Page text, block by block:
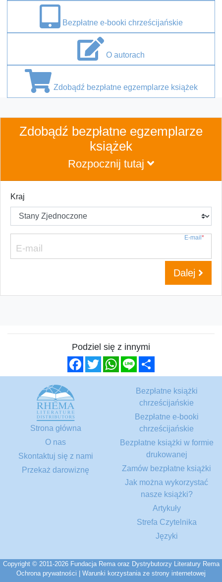
Bezpłatne e-booki chrześcijańskie
O autorach
Zdobądź bezpłatne egzemplarze książek
Zdobądź bezpłatne egzemplarze
książek
Rozpocznij tutaj
Kraj
E-mail *
Dalej
Podziel się z innymi
Facebook
TwitterWhatsApp
Line
Strona główna
O nas
Skontaktuj się z nami
Przekaż darowiznę
Bezpłatne książki
chrześcijańskie
Bezpłatne e-booki
chrześcijańskie
Bezpłatne książki w formie
drukowanej
Zamów bezpłatne książki
Jak można wykorzystać
nasze książki?
Artykuły
Strefa Czytelnika
Języki
Copyright © 2011-2026 Fundacja Rema oraz Dystrybutorzy Literatury Rema
Ochrona prywatności
Warunki korzystania ze strony internetowej